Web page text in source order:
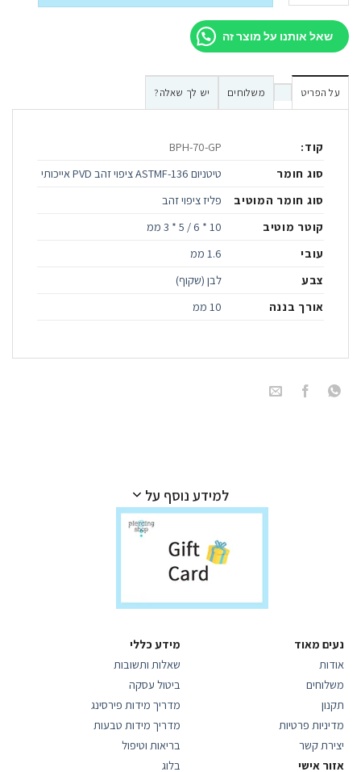
שאל אותנו על מוצר זה
על הפריט משלוחים יש לך שאלה?
קוד:
BPH-70-GP
סוג חומר
טיטניום ASTMF-136 ציפוי זהב PVD אייכותי
סוג חומר המוטיב
פליז ציפוי זהב
קוטר מוטיב
10 * 6 / 5 * 3 ממ
עובי
1.6 ממ
צבע
לבן (שקוף)
אורך בננה
10 ממ
למידע נוסף על
נעים מאוד
אודות
משלוחים
תקנון
מדיניות פרטיות
יצירת קשר
אזור אישי
מידע כללי
שאלות ותשובות
ביטול עסקה
מדריך מידות פירסינג
מדריך מידות טבעות
בריאות וטיפול
בלוג